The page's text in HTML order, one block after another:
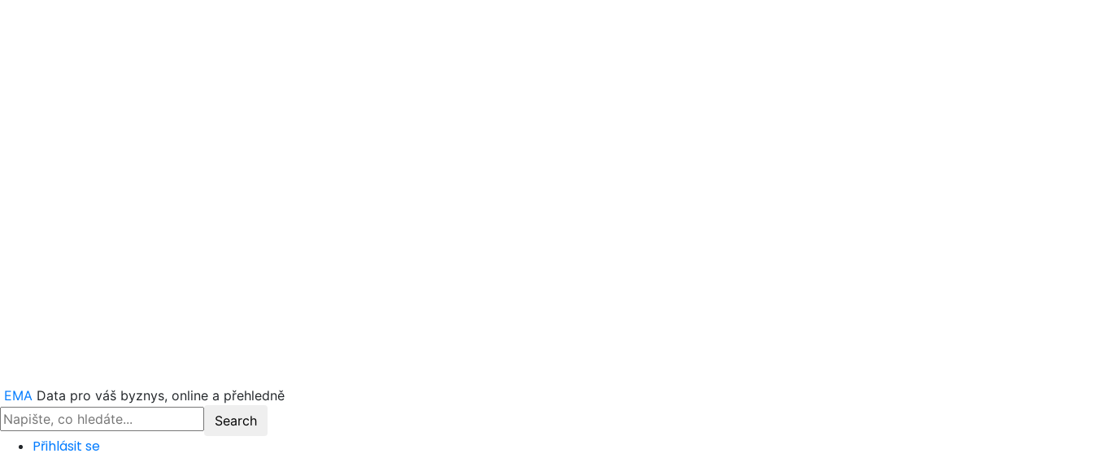
EMA Data pro váš byznys, online a přehledně
Přihlásit se